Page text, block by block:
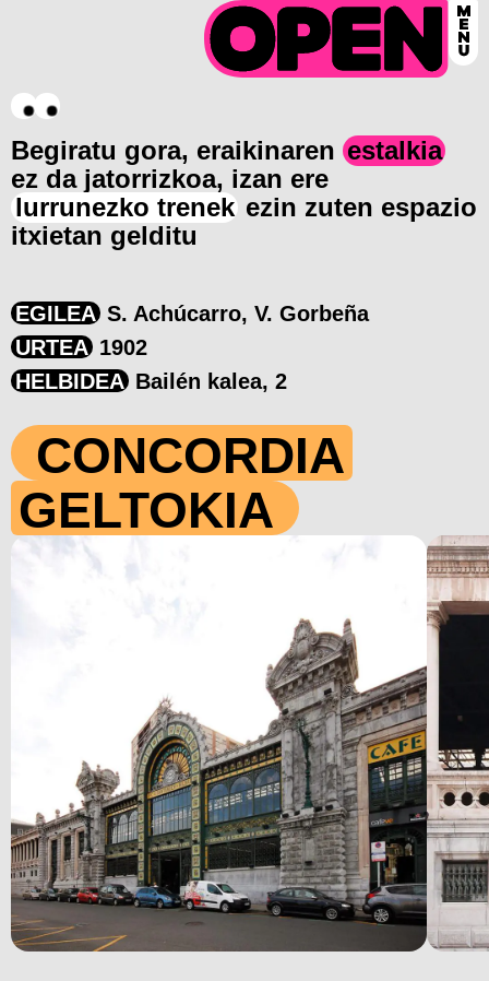
Begiratu gora, eraikinaren estalkia
ez da jatorrizkoa, izan ere
lurrunezko trenek ezin zuten espazio
itxietan gelditu
EGILEA S. Achúcarro, V. Gorbeña
URTEA 1902
HELBIDEA Bailén kalea, 2
CONCORDIA
GELTOKIA